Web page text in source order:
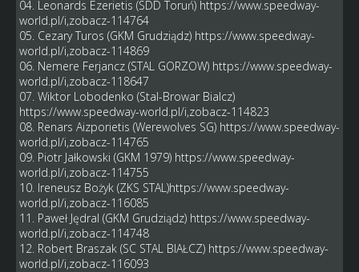
04. Leonards Ezerietis (SDD Toruń) https://www.speedway-
world.pl/i,zobacz-114764
05. Cezary Turos (GKM Grudziądz) https://www.speedway-
world.pl/i,zobacz-114869
06. Nemere Ferjancz (STAL GORZOW) https://www.speedway-
world.pl/i,zobacz-118647
07. Wiktor Lobodenko (Stal-Browar Bialcz)
https://www.speedway-world.pl/i,zobacz-114823
08. Renars Aizporietis (Werewolves SG) https://www.speedway-
world.pl/i,zobacz-114765
09. Piotr Jałkowski (GKM 1979) https://www.speedway-
world.pl/i,zobacz-114755
10. Ireneusz Bożyk (ZKS STAL)https://www.speedway-
world.pl/i,zobacz-116085
11. Paweł Jędral (GKM Grudziądz) https://www.speedway-
world.pl/i,zobacz-114748
12. Robert Braszak (SC STAL BIAŁCZ) https://www.speedway-
world.pl/i,zobacz-116093